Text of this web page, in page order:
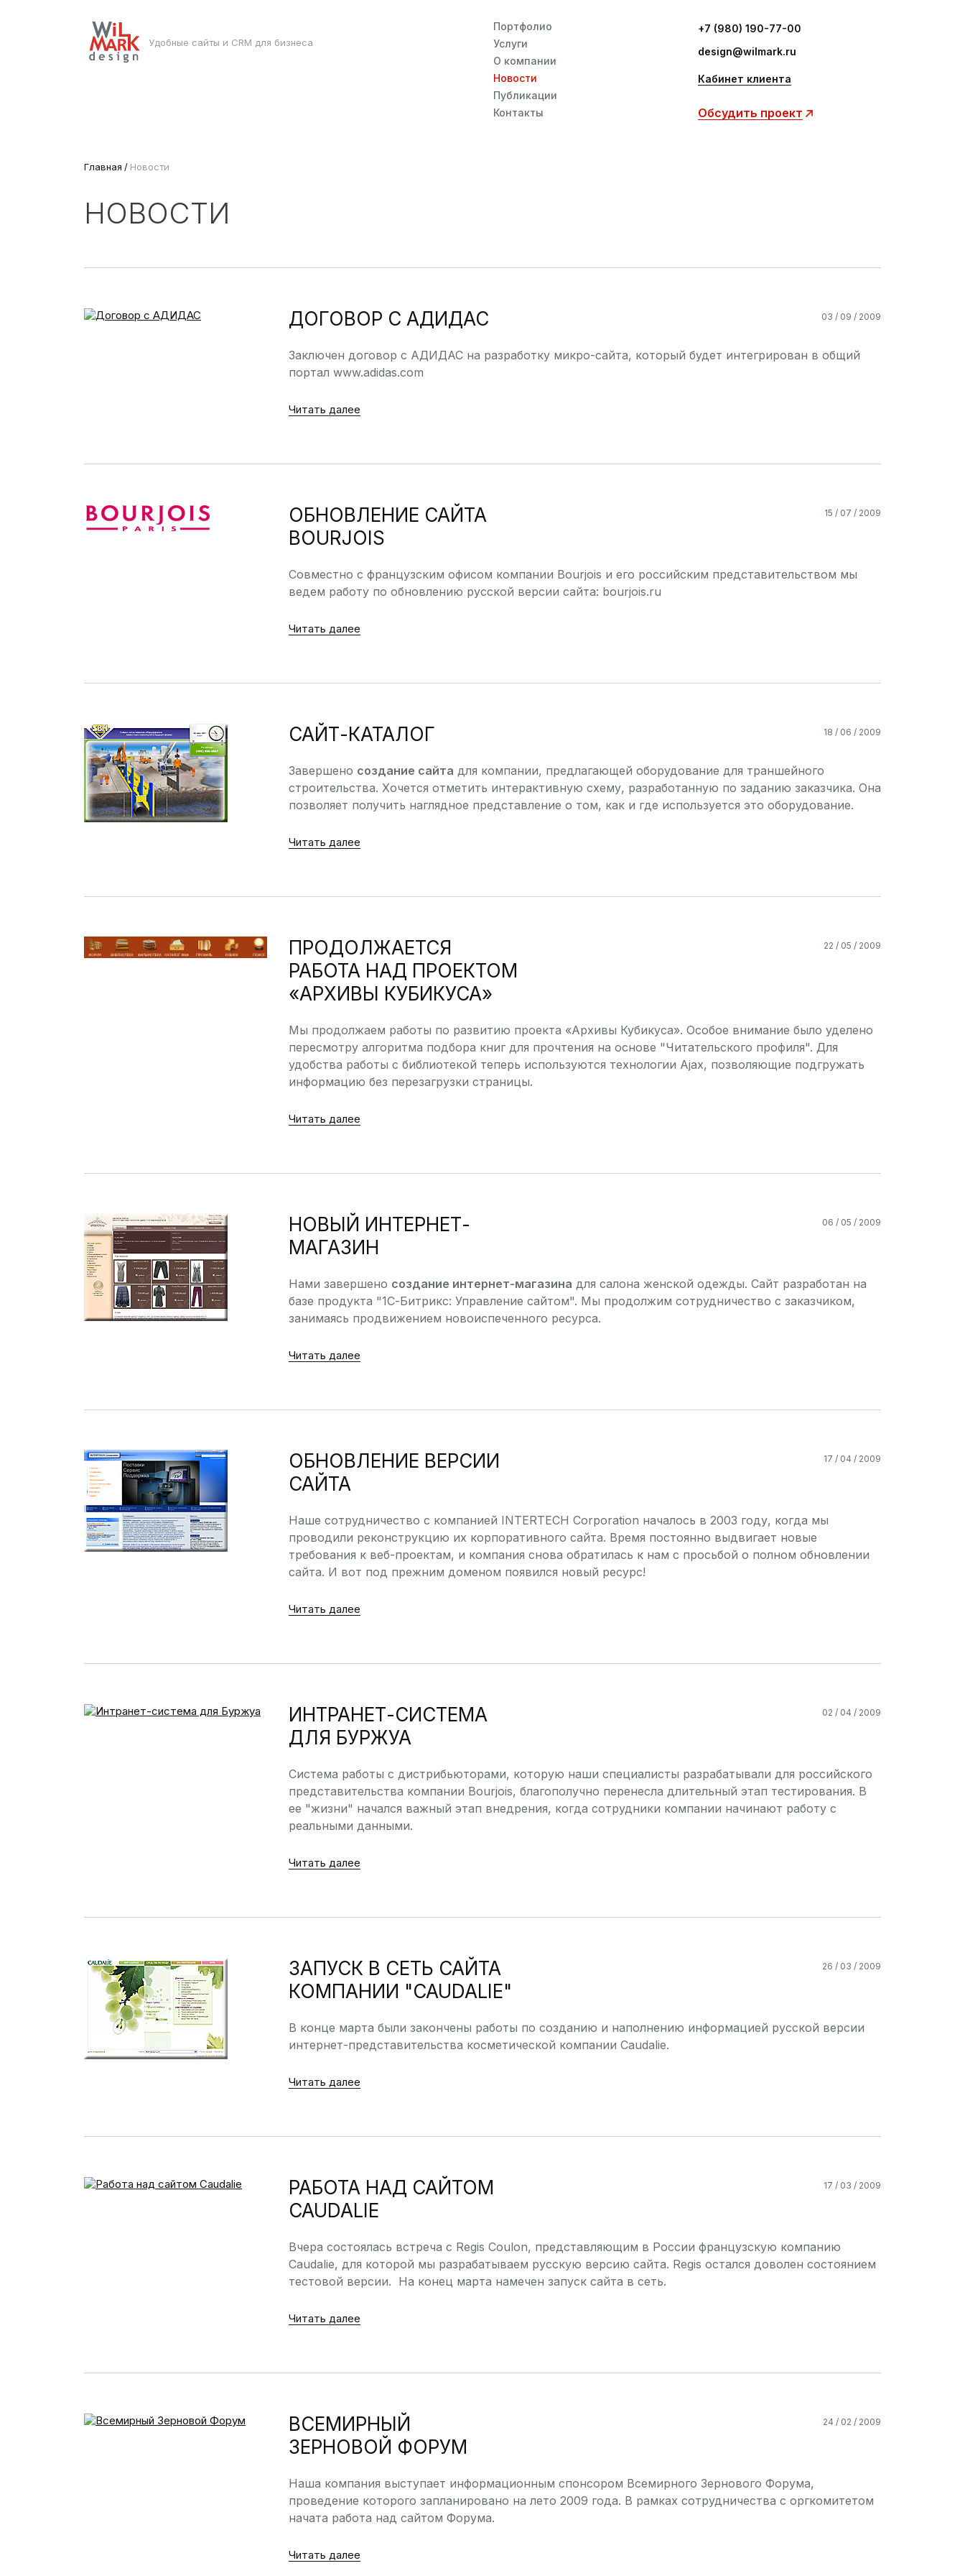
Удобные сайты и CRM для бизнеса
+7 (980) 190-77-00
design@wilmark.ru
Кабинет клиента
Обсудить проект
Портфолио
Услуги
О компании
Новости
Публикации
Контакты
Главная Новости
НОВОСТИ
03 / 09 / 2009
ДОГОВОР С АДИДАС
Заключен договор с АДИДАС на разработку микро-сайта, который будет интегрирован в общий
портал www.adidas.com
Читать далее
15 / 07 / 2009
ОБНОВЛЕНИЕ САЙТА
BOURJOIS
Совместно с французским офисом компании Bourjois и его российским представительством мы
ведем работу по обновлению русской версии сайта: bourjois.ru
Читать далее
18 / 06 / 2009
САЙТ-КАТАЛОГ
Завершено создание сайта для компании, предлагающей оборудование для траншейного
строительства. Хочется отметить интерактивную схему, разработанную по заданию заказчика. Она
позволяет получить наглядное представление о том, как и где используется это оборудование.
Читать далее
22 / 05 / 2009
ПРОДОЛЖАЕТСЯ
РАБОТА НАД ПРОЕКТОМ
«АРХИВЫ КУБИКУСА»
Мы продолжаем работы по развитию проекта «Архивы Кубикуса». Особое внимание было уделено
пересмотру алгоритма подбора книг для прочтения на основе "Читательского профиля". Для
удобства работы с библиотекой теперь используются технологии Ajax, позволяющие подгружать
информацию без перезагрузки страницы.
Читать далее
06 / 05 / 2009
НОВЫЙ ИНТЕРНЕТ-
МАГАЗИН
Нами завершено создание интернет-магазина для салона женской одежды. Сайт разработан на
базе продукта "1С-Битрикс: Управление сайтом". Мы продолжим сотрудничество с заказчиком,
занимаясь продвижением новоиспеченного ресурса.
Читать далее
17 / 04 / 2009
ОБНОВЛЕНИЕ ВЕРСИИ
САЙТА
Наше сотрудничество с компанией INTERTECH Corporation началось в 2003 году, когда мы
проводили реконструкцию их корпоративного сайта. Время постоянно выдвигает новые
требования к веб-проектам, и компания снова обратилась к нам с просьбой о полном обновлении
сайта. И вот под прежним доменом появился новый ресурс!
Читать далее
02 / 04 / 2009
ИНТРАНЕТ-СИСТЕМА
ДЛЯ БУРЖУА
Система работы с дистрибьюторами, которую наши специалисты разрабатывали для российского
представительства компании Bourjois, благополучно перенесла длительный этап тестирования. В
ее "жизни" начался важный этап внедрения, когда сотрудники компании начинают работу с
реальными данными.
Читать далее
26 / 03 / 2009
ЗАПУСК В СЕТЬ САЙТА
КОМПАНИИ "CAUDALIE"
В конце марта были закончены работы по созданию и наполнению информацией русской версии
интернет-представительства косметической компании Caudalie.
Читать далее
17 / 03 / 2009
РАБОТА НАД САЙТОМ
CAUDALIE
Вчера состоялась встреча с Regis Coulon, представляющим в России французскую компанию
Caudalie, для которой мы разрабатываем русскую версию сайта. Regis остался доволен состоянием
тестовой версии. На конец марта намечен запуск сайта в сеть.
Читать далее
24 / 02 / 2009
ВСЕМИРНЫЙ
ЗЕРНОВОЙ ФОРУМ
Наша компания выступает информационным спонсором Всемирного Зернового Форума,
проведение которого запланировано на лето 2009 года. В рамках сотрудничества с оргкомитетом
начата работа над сайтом Форума.
Читать далее